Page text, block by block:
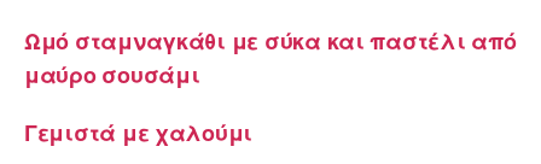
Ωμό σταμναγκάθι με σύκα και παστέλι από
μαύρο σουσάμι
Γεμιστά με χαλούμι